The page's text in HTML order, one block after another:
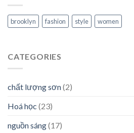
brooklyn fashion style women
CATEGORIES
chất lượng sơn(2)
Hoá học (23)
nguồn sáng(17)